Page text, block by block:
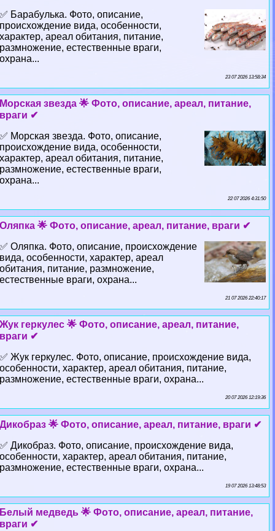
✅ Баpaбулька. Фото, описание,
происхождение вида, особенности,
хаpaктер, ареал обитания, питание,
размножение, естественные враги,
охрана...
23 07 2026 13:58:34
Морская звезда 🌟 Фото, описание, ареал, питание,
враги ✔
✅ Морская звезда. Фото, описание,
происхождение вида, особенности,
хаpaктер, ареал обитания, питание,
размножение, естественные враги,
охрана...
22 07 2026 4:31:50
Оляпка 🌟 Фото, описание, ареал, питание, враги ✔
✅ Оляпка. Фото, описание, происхождение
вида, особенности, хаpaктер, ареал
обитания, питание, размножение,
естественные враги, охрана...
21 07 2026 22:40:17
Жук геркулес 🌟 Фото, описание, ареал, питание,
враги ✔
✅ Жук геркулес. Фото, описание, происхождение вида,
особенности, хаpaктер, ареал обитания, питание,
размножение, естественные враги, охрана...
20 07 2026 12:19:36
Дикобраз 🌟 Фото, описание, ареал, питание, враги ✔
✅ Дикобраз. Фото, описание, происхождение вида,
особенности, хаpaктер, ареал обитания, питание,
размножение, естественные враги, охрана...
19 07 2026 13:48:53
Белый медведь 🌟 Фото, описание, ареал, питание,
враги ✔